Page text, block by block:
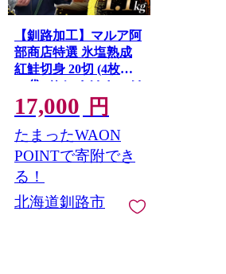
【釧路加工】マルア阿
部商店特選 氷塩熟成
紅鮭切身 20切 (4枚入
×5袋) サケ さけ しゃけ
紅鮭 シャケ 切り身 魚
海鮮 おかず お弁当 肴
便利
17,000 円
たまったWAON
POINTで寄附でき
る！
北海道釧路市